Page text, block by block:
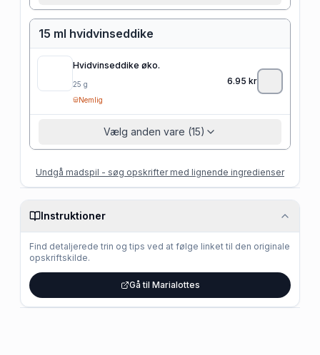
15 ml hvidvinseddike
Hvidvinseddike øko.
25 g
Nemlig
6.95 kr
Vælg anden vare (15)
Undgå madspil - søg opskrifter med lignende ingredienser
Instruktioner
Find detaljerede trin og tips ved at følge linket til den originale
opskriftskilde.
Gå til Marialottes